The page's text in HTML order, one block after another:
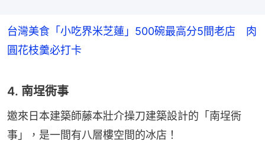
台灣美食「小吃界米芝蓮」500碗最高分5間老店 肉
圓花枝羹必打卡
4. 南埕衖事
邀來日本建築師藤本壯介操刀建築設計的「南埕衖
事」，是一間有八層樓空間的冰店！